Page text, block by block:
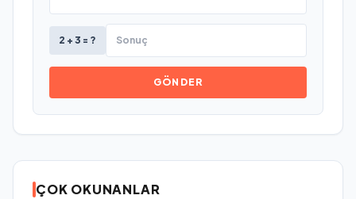
2 + 3 = ?
GÖNDER
ÇOK OKUNANLAR